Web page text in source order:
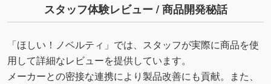
スタッフ体験レビュー / 商品開発秘話
「ほしい！ノベルティ」では、スタッフが実際に商品を使
用して詳細なレビューを提供しています。
メーカーとの密接な連携により製品改善にも貢献。また、